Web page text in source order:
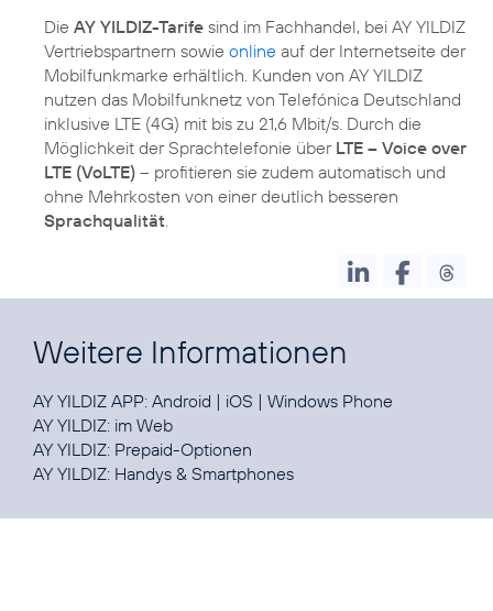
Die AY YILDIZ-Tarife sind im Fachhandel, bei AY YILDIZ
Vertriebspartnern sowie online auf der Internetseite der
Mobilfunkmarke erhältlich. Kunden von AY YILDIZ
nutzen das Mobilfunknetz von Telefónica Deutschland
inklusive LTE (4G) mit bis zu 21,6 Mbit/s. Durch die
Möglichkeit der Sprachtelefonie über LTE – Voice over
LTE (VoLTE) – profitieren sie zudem automatisch und
ohne Mehrkosten von einer deutlich besseren
Sprachqualität.
Weitere Informationen
AY YILDIZ APP: Android | iOS | Windows Phone
AY YILDIZ: im Web
AY YILDIZ: Prepaid-Optionen
AY YILDIZ: Handys & Smartphones